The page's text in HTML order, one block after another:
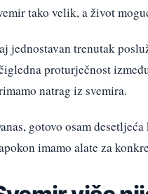
tako velik, a život
jednostavan trenutak
proturječnost
natrag iz svemira.
gotovo osam
imamo alate za